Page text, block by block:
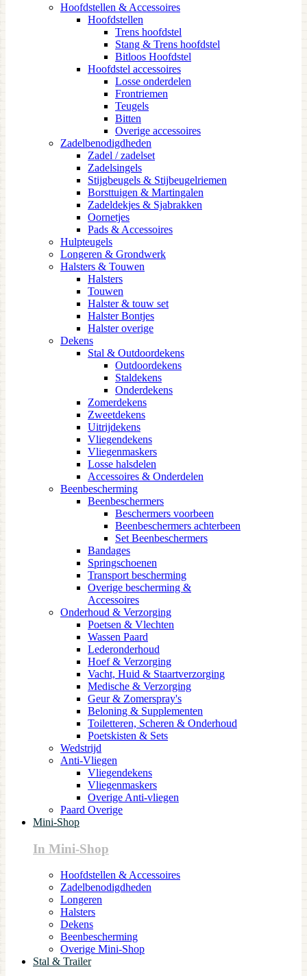
Hoofdstellen & Accessoires
Hoofdstellen
Trens hoofdstel
Stang & Trens hoofdstel
Bitloos Hoofdstel
Hoofdstel accessoires
Losse onderdelen
Frontriemen
Teugels
Bitten
Overige accessoires
Zadelbenodigdheden
Zadel / zadelset
Zadelsingels
Stijgbeugels & Stijbeugelriemen
Borsttuigen & Martingalen
Zadeldekjes & Sjabrakken
Oornetjes
Pads & Accessoires
Hulpteugels
Longeren & Grondwerk
Halsters & Touwen
Halsters
Touwen
Halster & touw set
Halster Bontjes
Halster overige
Dekens
Stal & Outdoordekens
Outdoordekens
Staldekens
Onderdekens
Zomerdekens
Zweetdekens
Uitrijdekens
Vliegendekens
Vliegenmaskers
Losse halsdelen
Accessoires & Onderdelen
Beenbescherming
Beenbeschermers
Beschermers voorbeen
Beenbeschermers achterbeen
Set Beenbeschermers
Bandages
Springschoenen
Transport bescherming
Overige bescherming &
Accessoires
Onderhoud & Verzorging
Poetsen & Vlechten
Wassen Paard
Lederonderhoud
Hoef & Verzorging
Vacht, Huid & Staartverzorging
Medische & Verzorging
Geur & Zomerspray's
Beloning & Supplementen
Toiletteren, Scheren & Onderhoud
Poetskisten & Sets
Wedstrijd
Anti-Vliegen
Vliegendekens
Vliegenmaskers
Overige Anti-vliegen
Paard Overige
Mini-Shop
In Mini-Shop
Hoofdstellen & Accessoires
Zadelbenodigdheden
Longeren
Halsters
Dekens
Beenbescherming
Overige Mini-Shop
Stal & Trailer